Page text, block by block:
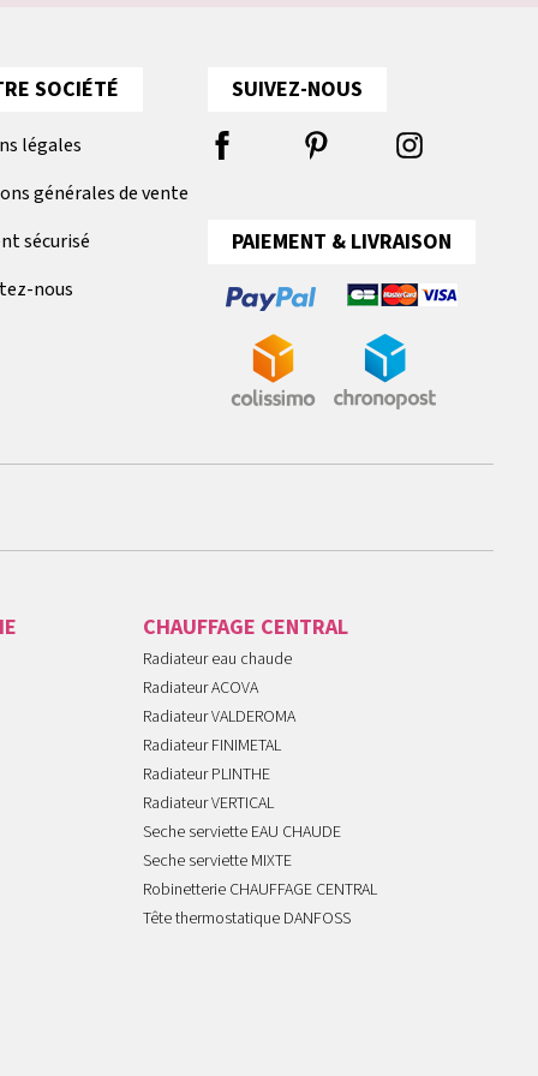
SOCIÉTÉ
légales
générales de vente
sécurisé
nous
SUIVEZ-NOUS
PAIEMENT & LIVRAISON
CHAUFFAGE CENTRAL
Radiateur eau chaude
Radiateur ACOVA
Radiateur VALDEROMA
Radiateur FINIMETAL
Radiateur PLINTHE
Radiateur VERTICAL
Seche serviette EAU CHAUDE
Seche serviette MIXTE
Robinetterie CHAUFFAGE CENTRAL
Tête thermostatique DANFOSS